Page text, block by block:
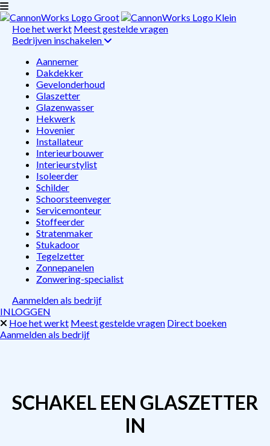
Hoe het werkt Meest gestelde vragen
Bedrijven inschakelen
Aannemer
Dakdekker
Gevelonderhoud
Glaszetter
Glazenwasser
Hekwerk
Hovenier
Installateur
Interieurbouwer
Interieurstylist
Isoleerder
Schilder
Schoorsteenveger
Servicemonteur
Stoffeerder
Stratenmaker
Stukadoor
Tegelzetter
Zonnepanelen
Zonwering-specialist
Aanmelden als bedrijf
INLOGGEN
Hoe het werkt Meest gestelde vragen Direct boeken
Aanmelden als bedrijf
SCHAKEL EEN GLASZETTER
IN